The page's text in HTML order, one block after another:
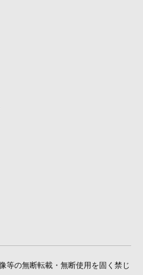
等の無断転載・無断使用を固く禁じ